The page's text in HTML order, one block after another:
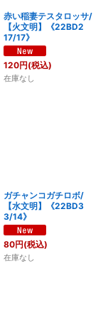
赤い稲妻テスタロッサ/
【火文明】《22BD2
17/17》
120円(税込)
在庫なし
ガチャンコガチロボ/
【水文明】《22BD3
3/14》
80円(税込)
在庫なし